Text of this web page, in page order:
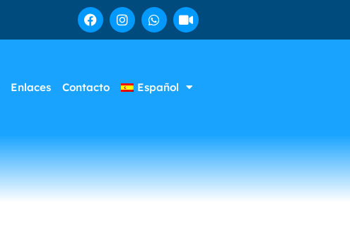
Enlaces Contacto Español